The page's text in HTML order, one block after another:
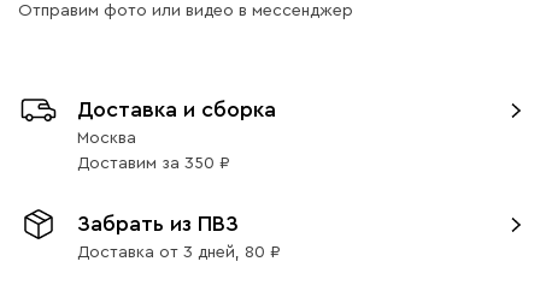
Айвори (Ivory)
Горчичный
Минт
Отправим фото или видео в мессенджер
Доставка и сборка
Москва
Доставим за 350
Забрать из ПВЗ
Доставка от 3 дней, 80